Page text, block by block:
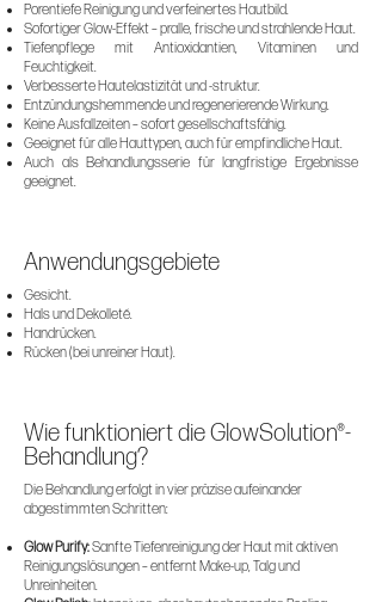
Porentiefe Reinigung und verfeinertes Hautbild.
Sofortiger Glow-Effekt – pralle, frische und strahlende Haut.
Tiefenpflege mit Antioxidantien, Vitaminen und
Feuchtigkeit.
Verbesserte Hautelastizität und -struktur.
Entzündungshemmende und regenerierende Wirkung.
Keine Ausfallzeiten – sofort gesellschaftsfähig.
Geeignet für alle Hauttypen, auch für empfindliche Haut.
Auch als Behandlungsserie für langfristige Ergebnisse
geeignet.
Anwendungsgebiete
Gesicht.
Hals und Dekolleté.
Handrücken.
Rücken (bei unreiner Haut).
Wie funktioniert die GlowSolution®-
Behandlung?
Die Behandlung erfolgt in vier präzise aufeinander
abgestimmten Schritten:
Glow Purify:Sanfte Tiefenreinigung der Haut mit aktiven
Reinigungslösungen – entfernt Make-up, Talg und
Unreinheiten.